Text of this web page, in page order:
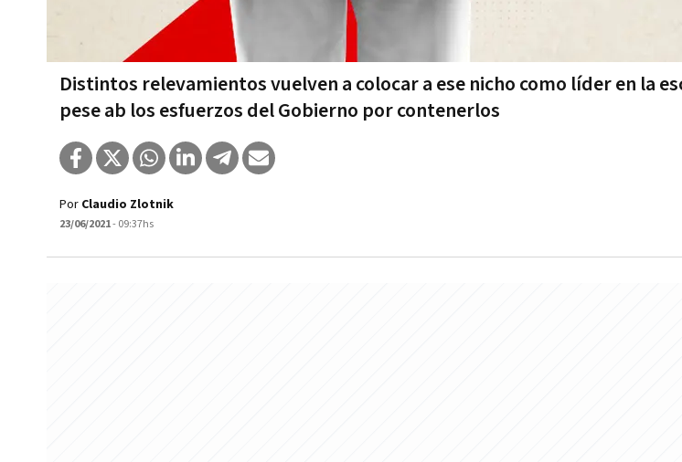
Distintos relevamientos vuelven a colocar a ese nicho como líder en la
pese ab los esfuerzos del Gobierno por contenerlos
Por Claudio Zlotnik
23/06/2021- 09:37hs